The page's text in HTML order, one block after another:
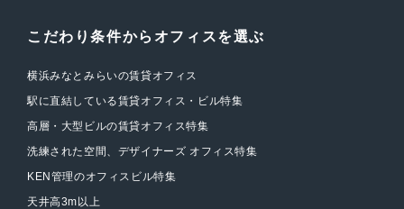
こだわり条件からオフィスを選ぶ
横浜みなとみらいの賃貸オフィス
駅に直結している賃貸オフィス・ビル特集
高層・大型ビルの賃貸オフィス特集
洗練された空間、デザイナーズ オフィス特集
KEN管理のオフィスビル特集
天井高3m以上